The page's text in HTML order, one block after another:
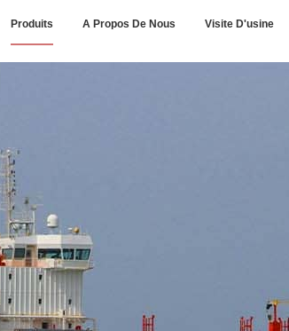
Produits A Propos De Nous Visite D'usine